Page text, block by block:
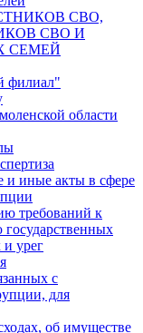
СВО,
СВО И
СЕМЕЙ
филиал"
области
и иные акты в сфере
требований к
урег
с
для
об имуществе